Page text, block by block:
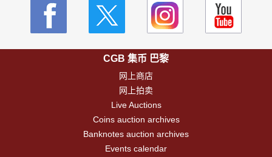
CGB 集币 巴黎
网上商店
网上拍卖
Live Auctions
Coins auction archives
Banknotes auction archives
Events calendar